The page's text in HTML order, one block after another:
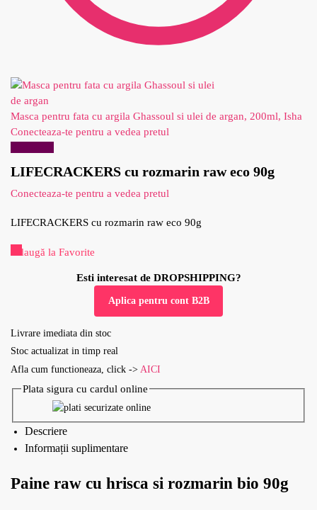
Masca pentru fata cu argila Ghassoul si ulei de argan, 200ml, Isha
Conecteaza-te pentru a vedea pretul
LIFECRACKERS cu rozmarin raw eco 90g
Conecteaza-te pentru a vedea pretul
LIFECRACKERS cu rozmarin raw eco 90g
Adaugă la Favorite
Esti interesat de DROPSHIPPING?
Aplica pentru cont B2B
Livrare imediata din stoc
Stoc actualizat in timp real
Afla cum functioneaza, click -> AICI
Plata sigura cu cardul online
Descriere
Informații suplimentare
Paine raw cu hrisca si rozmarin bio 90g